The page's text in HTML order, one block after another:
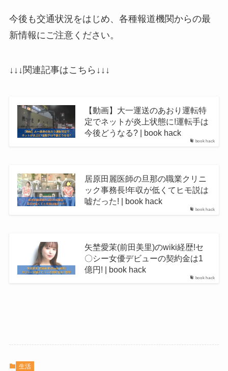
今後も交通状況をはじめ、各種報道機関からの最
新情報にご注意ください。
↓↓↓関連記事はこちら↓↓↓
book hack
【動画】大一運送のあおり運転特
定でネットが炎上状態に!運転手は
今後どうなる? | book hack
book hack
居原田麗医師の旦那の職業クリニ
ック事務長!年収が低くてヒモ説は
嘘だった! | book hack
book hack
矢埜愛茉(前田美里)のwiki経歴!セ
〇シー女優デビューの契約金は1
億円! | book hack
生活